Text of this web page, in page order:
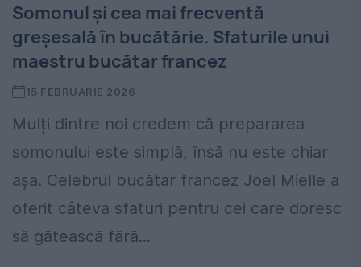
Somonul și cea mai frecventă
greșesală în bucătărie. Sfaturile unui
maestru bucătar francez
15 FEBRUARIE 2026
Mulți dintre noi credem că prepararea
somonului este simplă, însă nu este chiar
așa. Celebrul bucătar francez Joel Mielle a
oferit câteva sfaturi pentru cei care doresc
să gătească fără...